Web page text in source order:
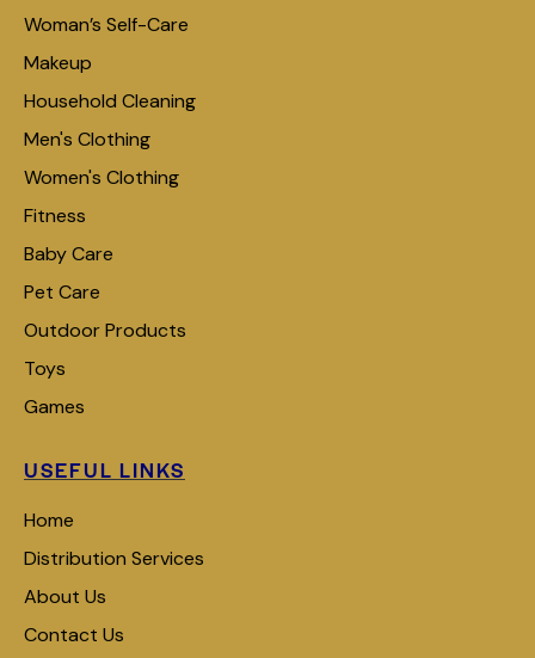
Woman’s Self-Care
Makeup
Household Cleaning
Men's Clothing
Women's Clothing
Fitness
Baby Care
Pet Care
Outdoor Products
Toys
Games
USEFUL LINKS
Home
Distribution Services
About Us
Contact Us